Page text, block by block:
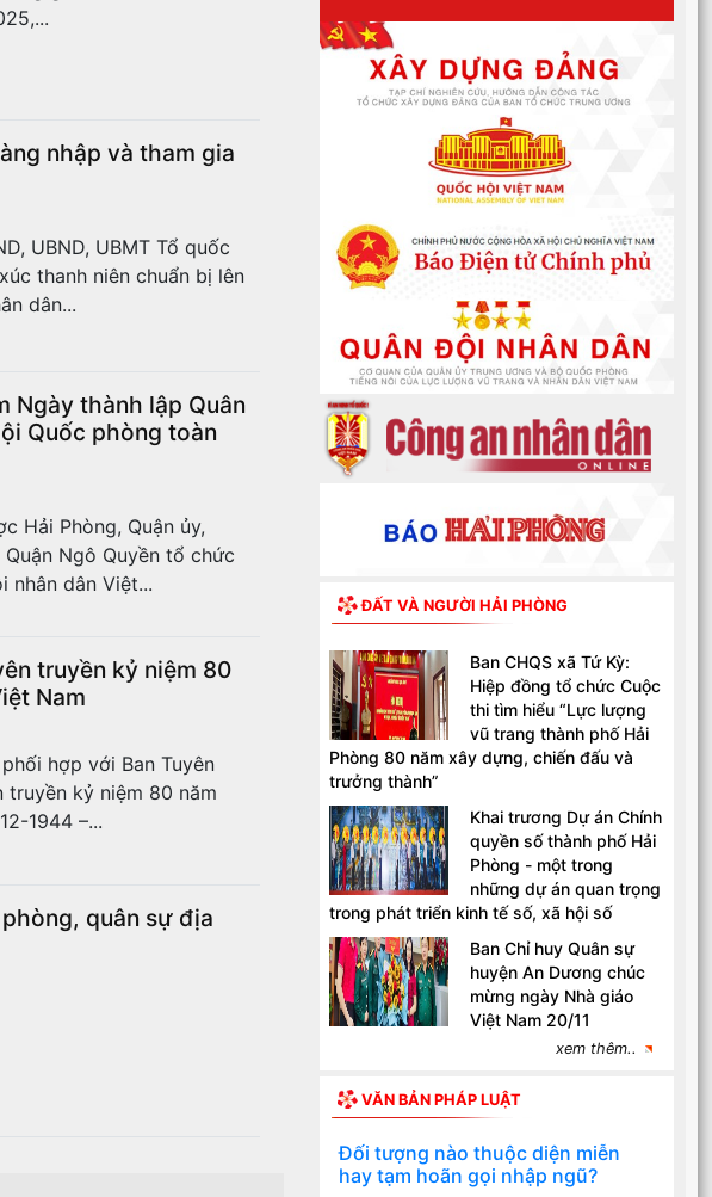
nhập và tham gia
UBND, UBMT Tổ quốc
thanh niên chuẩn bị lên
dân...
Ngày thành lập Quân
Quốc phòng toàn
Hải Phòng, Quận ủy,
Ngô Quyền tổ chức
nhân dân Việt...
truyền kỷ niệm 80
Nam
hợp với Ban Tuyên
kỷ niệm 80 năm
1944 –...
quân sự địa
ĐẤT VÀ NGƯỜI HẢI PHÒNG
Ban CHQS xã Tứ Kỳ:
Hiệp đồng tổ chức Cuộc
thi tìm hiểu “Lực lượng
vũ trang thành phố Hải
Phòng 80 năm xây dựng, chiến đấu và
trưởng thành”
Khai trương Dự án Chính
quyền số thành phố Hải
Phòng - một trong
những dự án quan trọng
trong phát triển kinh tế số, xã hội số
Ban Chỉ huy Quân sự
huyện An Dương chúc
mừng ngày Nhà giáo
Việt Nam 20/11
xem thêm..
VĂN BẢN PHÁP LUẬT
Đối tượng nào thuộc diện miễn
hay tạm hoãn gọi nhập ngũ?